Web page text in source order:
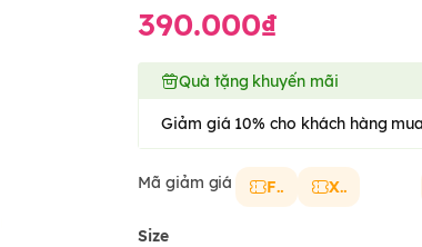
390.000₫
Quà tặng khuyến mãi
Giảm giá 10% cho khách hàng
Mã giảm giá FS XINCHAO
Size